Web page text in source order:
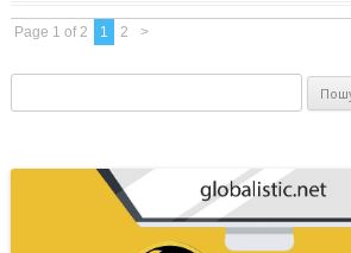
Page 1 of 2 1 2 >